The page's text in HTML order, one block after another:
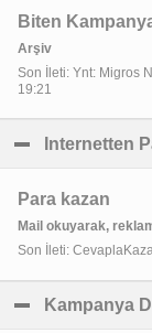
Biten
Arşiv
Son İleti: Ynt: Migros
19:21
Internetten
Para kazan
Mail okuyarak,
Son İleti:
Kampanya